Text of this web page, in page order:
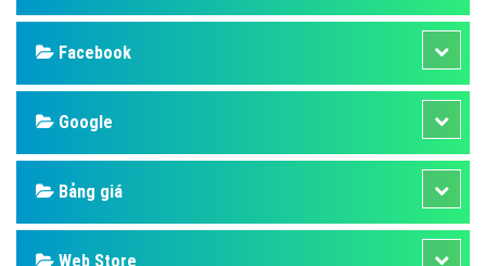
Facebook
Google
Bảng giá
Web Store